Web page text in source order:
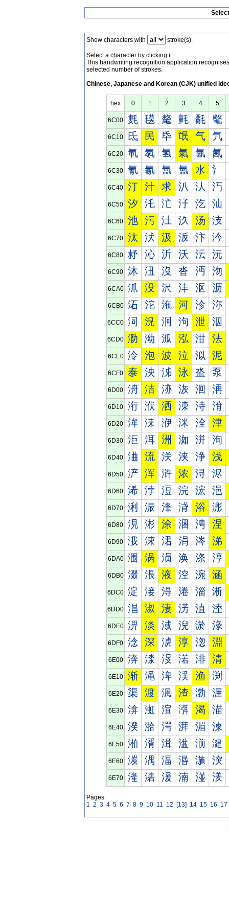
Show characters with stroke(s).
Select a character by clicking it.
This handwriting recognition application
selected number of strokes.
Chinese, Japanese and Korean (CJK) unified
hex 0 1 2 3 4 5
6C00 氀 氁 氂 氃 氄 氅
6C10 氐 民 氒 氓 气 氕
6C20 氠 氡 氢 氣 氤 氥
6C30 氰 氱 氲 氳 水 氵
6C40 汀 汁 求 汃 汄 汅
6C50 汐 汑 汒 汓 汔 汕
6C60 池 污 汢 汣 汤 汥
6C70 汰 汱 汲 汳 汴 汵
6C80 沀 沁 沂 沃 沄 沅
6C90 沐 沑 沒 沓 沔 沕
6CA0 沠 没 沢 沣 沤 沥
6CB0 沰 沱 沲 河 沴 沵
6CC0 泀 況 泂 泃 泄 泅
6CD0 泐 泑 泒 泓 泔 法
6CE0 泠 泡 波 泣 泤 泥
6CF0 泰 泱 泲 泳 泴 泵
6D00 洀 洁 洂 洃 洄 洅
6D10 洐 洑 洒 洓 洔 洕
6D20 洠 洡 洢 洣 洤 津
6D30 洰 洱 洲 洳 洴 洵
6D40 浀 流 浂 浃 浄 浅
6D50 浐 浑 浒 浓 浔 浕
6D60 浠 浡 浢 浣 浤 浥
6D70 浰 浱 浲 浳 浴 浵
6D80 涀 涁 涂 涃 涄 涅
6D90 涐 涑 涒 涓 涔 涕
6DA0 涠 涡 涢 涣 涤 涥
6DB0 涰 涱 液 涳 涴 涵
6DC0 淀 淁 淂 淃 淄 淅
6DD0 淐 淑 淒 淓 淔 淕
6DE0 淠 淡 淢 淣 淤 淥
6DF0 淰 深 淲 淳 淴 淵
6E00 渀 渁 渂 渃 渄 清
6E10 渐 渑 渒 渓 渔 渕
6E20 渠 渡 渢 渣 渤 渥
6E30 渰 渱 渲 渳 渴 渵
6E40 湀 湁 湂 湃 湄 湅
6E50 湐 湑 湒 湓 湔 湕
6E60 湠 湡 湢 湣 湤 湥
6E70 湰 湱 湲 湳 湴 湵
Pages:
1 2 3 4 5 6 7 8 9 10 11 12 [13] 14 15 16 17